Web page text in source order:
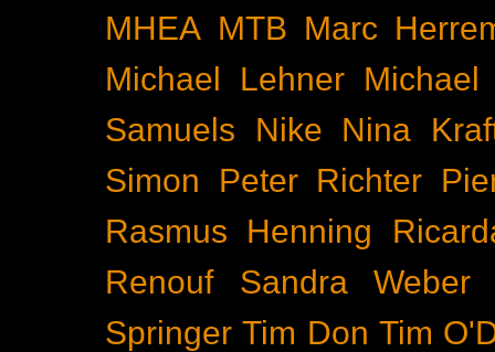
MHEA MTB Marc
Michael Lehner Michael
Samuels
Nike
Nina
Simon
Peter Richter
Rasmus Henning
Renouf
Sandra Weber
Springer Tim Don Tim